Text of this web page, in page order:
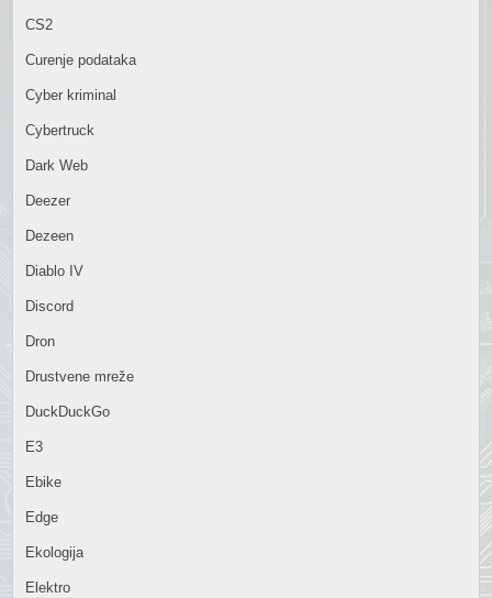
CS2
Curenje podataka
Cyber kriminal
Cybertruck
Dark Web
Deezer
Dezeen
Diablo IV
Discord
Dron
Drustvene mreže
DuckDuckGo
E3
Ebike
Edge
Ekologija
Elektro